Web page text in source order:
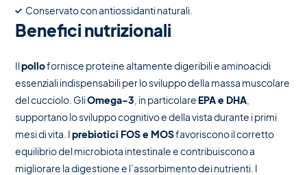
Conservato con antiossidanti naturali.
Benefici nutrizionali
Ilpollofornisce proteine altamente digeribili e aminoacidi
essenziali indispensabili per lo sviluppo della massa muscolare
del cucciolo. GliOmega-3 , in particolare EPA e DHA
supportano lo sviluppo cognitivo e della vista durante i primi
mesi di vita. Iprebiotici FOS e MOSfavoriscono il corretto
equilibrio del microbiota intestinale e contribuiscono a
migliorare la digestione e l’assorbimento dei nutrienti. I